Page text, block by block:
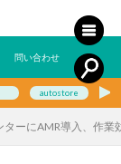
問い合わせ
autostore
ーにAMR導入、作業